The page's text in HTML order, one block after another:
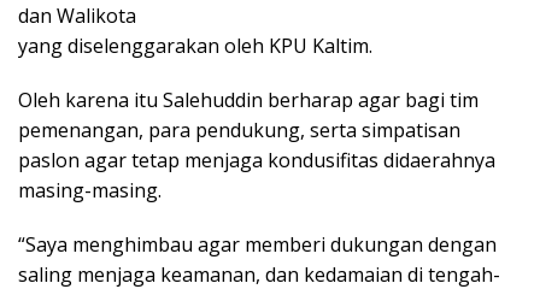
dan Walikota
yang diselenggarakan oleh KPU Kaltim.
Oleh karena itu Salehuddin berharap agar bagi tim
pemenangan, para pendukung, serta simpatisan
paslon agar tetap menjaga kondusifitas didaerahnya
masing-masing.
“Saya menghimbau agar memberi dukungan dengan
saling menjaga keamanan, dan kedamaian di tengah-